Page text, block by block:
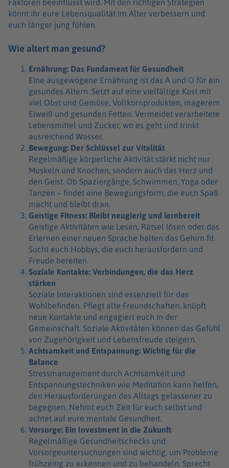
Faktoren beeinflusst wird. Mit den richtigen Strategien
könnt ihr eure Lebensqualität im Alter verbessern und
euch länger jung fühlen.
Wie altert man gesund?
Ernährung: Das Fundament für Gesundheit
Eine ausgewogene Ernährung ist das A und O für ein
gesundes Altern. Setzt auf eine vielfältige Kost mit
viel Obst und Gemüse, Vollkornprodukten, magerem
Eiweiß und gesunden Fetten. Vermeidet verarbeitete
Lebensmittel und Zucker, wo es geht und trinkt
ausreichend Wasser.
Bewegung: Der Schlüssel zur Vitalität
Regelmäßige körperliche Aktivität stärkt nicht nur
Muskeln und Knochen, sondern auch das Herz und
den Geist. Ob Spaziergänge, Schwimmen, Yoga oder
Tanzen – findet eine Bewegungsform, die euch Spaß
macht und bleibt dran.
Geistige Fitness: Bleibt neugierig und lernbereit
Geistige Aktivitäten wie Lesen, Rätsel lösen oder das
Erlernen einer neuen Sprache halten das Gehirn fit.
Sucht euch Hobbys, die euch herausfordern und
Freude bereiten.
Soziale Kontakte: Verbindungen, die das Herz
stärken
Soziale Interaktionen sind essenziell für das
Wohlbefinden. Pflegt alte Freundschaften, knüpft
neue Kontakte und engagiert euch in der
Gemeinschaft. Soziale Aktivitäten können das Gefühl
von Zugehörigkeit und Lebensfreude steigern.
Achtsamkeit und Entspannung: Wichtig für die
Balance
Stressmanagement durch Achtsamkeit und
Entspannungstechniken wie Meditation kann helfen,
den Herausforderungen des Alltags gelassener zu
begegnen. Nehmt euch Zeit für euch selbst und
achtet auf eure mentale Gesundheit.
Vorsorge: Ein Investment in die Zukunft
Regelmäßige Gesundheitschecks und
Vorsorgeuntersuchungen sind wichtig, um Probleme
frühzeitig zu erkennen und zu behandeln. Sprecht